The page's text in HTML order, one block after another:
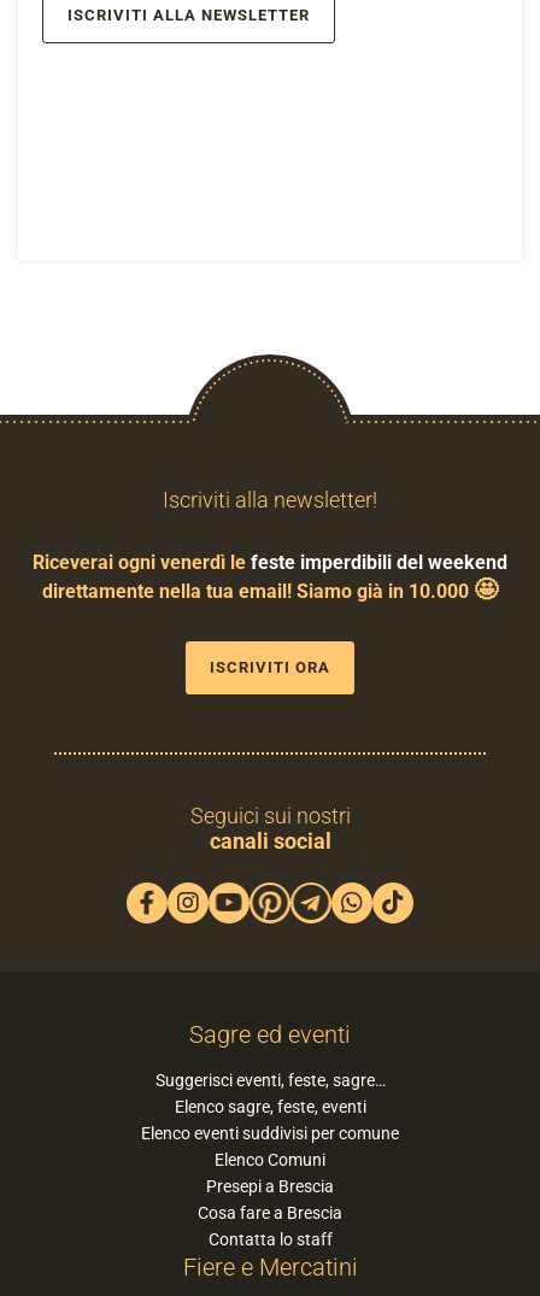
ISCRIVITI ALLA NEWSLETTER
Iscriviti alla newsletter!
Riceverai ogni venerdì le feste imperdibili del weekend
direttamente nella tua email! Siamo già in 10.000 🤩
ISCRIVITI ORA
Seguici sui nostri
canali social
Sagre ed eventi
Suggerisci eventi, feste, sagre…
Elenco sagre, feste, eventi
Elenco eventi suddivisi per comune
Elenco Comuni
Presepi a Brescia
Cosa fare a Brescia
Contatta lo staff
Fiere e Mercatini